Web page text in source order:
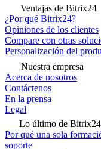
Ventajas de Bitrix24
¿Por qué Bitrix24?
Opiniones de los clientes
Compare con otras
Personalización del
Nuestra empresa
Acerca de nosotros
Contáctenos
En la prensa
Legal
Lo último de Bitrix24
Por qué una sola
soporte